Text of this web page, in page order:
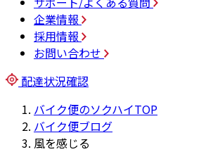
企業情報
採用情報
お問い合わせ
配達状況確認
バイク便のソクハイTOP
バイク便ブログ
風を感じる